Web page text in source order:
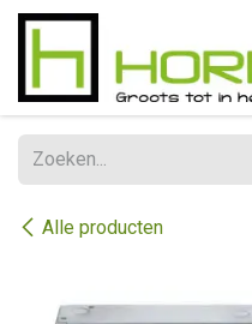
Overslaan naar inhoud
Alle producten